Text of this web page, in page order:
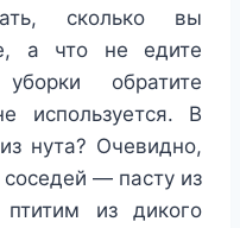
сколько вы
а что не едите
обратите
используется. В
нута? Очевидно,
соседей — пасту из
из дикого